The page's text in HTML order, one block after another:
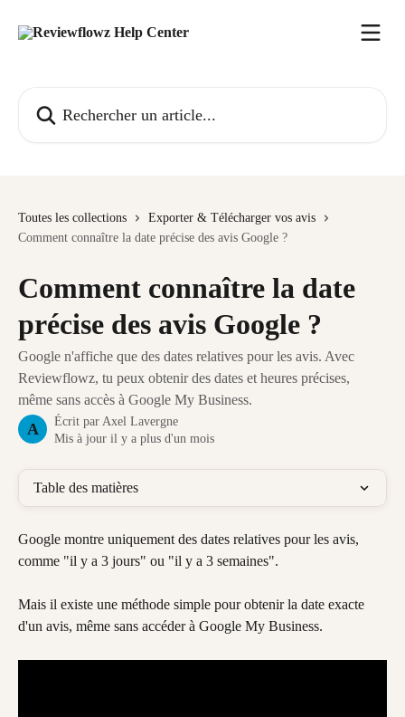
Toutes les collections
Exporter & Télécharger vos avis
Comment connaître la date précise des avis Google ?
Comment connaître la date
précise des avis Google ?
Google n'affiche que des dates relatives pour les avis. Avec
Reviewflowz, tu peux obtenir des dates et heures précises,
même sans accès à Google My Business.
A Écrit par Axel Lavergne
Mis à jour il y a plus d'un mois
Table des matières
Google montre uniquement des dates relatives pour les avis,
comme "il y a 3 jours" ou "il y a 3 semaines".
Mais il existe une méthode simple pour obtenir la date exacte
d'un avis, même sans accéder à Google My Business.